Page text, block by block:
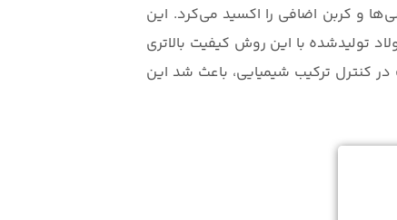
و کربن اضافی را اکسید می‌کرد. این
تولیدشده با این روش کیفیت بالاتری
کنترل ترکیب شیمیایی، باعث شد این